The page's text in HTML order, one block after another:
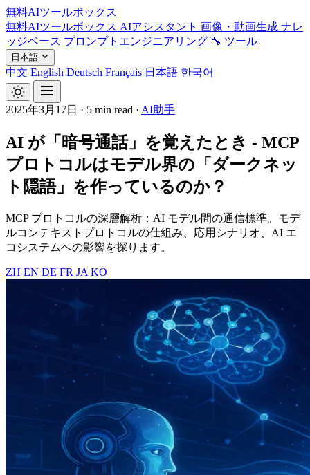
無料AIツールボックス
無料AIツールボックス AIアシスタント 画像・動画生成 ナレ
ッジベース プロンプトエンジニアリング 🔧 ツール
日本語
中文 English Deutsch Français 日本語 한국어
2025年3月17日 · 5 min read · AI助手
AI が「暗号通話」を覚えたとき - MCP
プロトコルはモデル界の「ダークネッ
ト隠語」を作っているのか？
MCP プロトコルの深層解析：AI モデル間の通信標準。モデ
ルコンテキストプロトコルの仕組み、応用シナリオ、AI エ
コシステムへの影響を探ります。
ZH EN DE FR JA KO